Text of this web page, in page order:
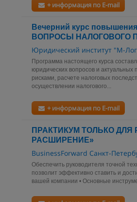
+ информация по E-mail
Вечерний курс
ВОПРОСЫ НАЛОГОВОГО
Юридический институт "М-
Программа настоящего курса
юридических вопросов и
рисками, расчете налоговых
осуществлении налогового...
+ информация по E-mail
ПРАКТИКУМ ТОЛЬКО
РАСШИРЕНИЕ»
BusinessForward Санкт-
Обеспечить руководителя точной
позволит эффективно ставить и
вашей компании • Основные